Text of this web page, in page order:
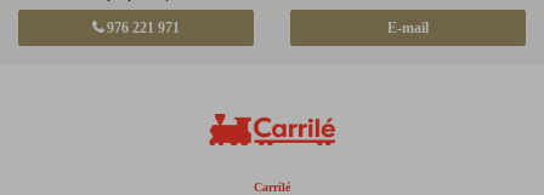
976 221 971 E-mail
Carrilé